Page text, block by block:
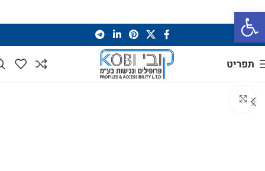
פתח סרגל נגישות
תפריט